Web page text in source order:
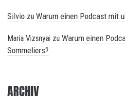
Silvio zu Warum einen Podcast mit
Maria Vizsnyai zu Warum einen
Sommeliers?
ARCHIV